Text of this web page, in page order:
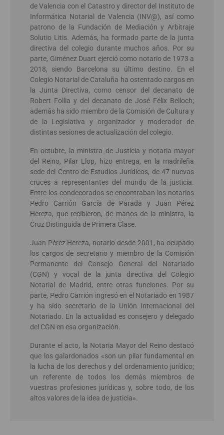
de Valencia con el Catastro y director del Instituto de
Informática Notarial de Valencia (INV@), así como
patrono de la Fundación de Mediación y Arbitraje
Solutio Litis. Además, ha formado parte de la junta
directiva del colegio durante muchos años. Por su
parte, Giménez Duart ejerció como notario de 1973 a
2018, siendo Barcelona su último destino. En el
Colegio Notarial de Cataluña ha ostentado cargos en
la Junta Directiva, como censor del decanato de
Robert Follia y del decanato de José Félix Belloch;
además ha sido miembro de la Comisión de Cultura y
de la Legislativa y organizador y moderador de
distintas sesiones de actualización del colegio.
En octubre, la ministra de Justicia y notaria mayor
del Reino, Pilar Llop, hizo entrega, en la madrileña
sede del Centro de Estudios Jurídicos, de 47 nuevas
cruces a representantes del mundo de la justicia.
Entre los condecorados se encontraban los notarios
Pedro Carrión García de Parada y Juan Pérez
Hereza, que recibieron, de manos de la ministra, la
Cruz Distinguida de Primera Clase.
Juan Pérez Hereza, notario desde 2001, ha ocupado
los cargos de secretario y miembro de la Comisión
Permanente del Consejo General del Notariado
(CGN) y vocal de la junta directiva del Colegio
Notarial de Madrid, entre otras funciones. Por su
parte, Pedro Carrión ingresó en el Notariado en 1987
y ha sido secretario de la Unión Internacional del
Notariado. En la actualidad es consejero y delegado
del CGN en esa organización.
Durante el acto, la Notaria Mayor del Reino destacó
que los galardonados «son un pilar fundamental en
la lucha de los derechos y del ordenamiento jurídico;
un referente de todos los demás miembros de
vuestras profesiones jurídicas y, sobre todo, de los
altos valores de la idea de justicia».